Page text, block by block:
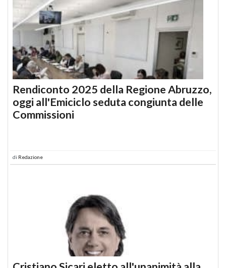
Rendiconto 2025 della Regione Abruzzo,
oggi all'Emiciclo seduta congiunta delle
Commissioni
di Redazione